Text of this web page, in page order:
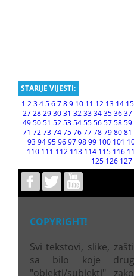
STARIJE VIJESTI:
1 23456789 10 11 12 13 14 15
27 28 29 30 31 32 33 34 35 36 37
49 50 51 52 53 54 55 56 57 58 59
71 72 73 74 75 76 77 78 79 80 81
93949596979899 100 101
110 111 112 113 114 115 116
125 126 127
COPYRIGHT!
Svi tekstovi, slike,
sa bilo koje
"objekti/subjekti"